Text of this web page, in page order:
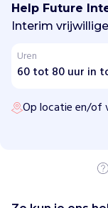
u
r
e
n
t
Help Future
Interim
Uren
60 tot 80 uur in
Op locatie en/of